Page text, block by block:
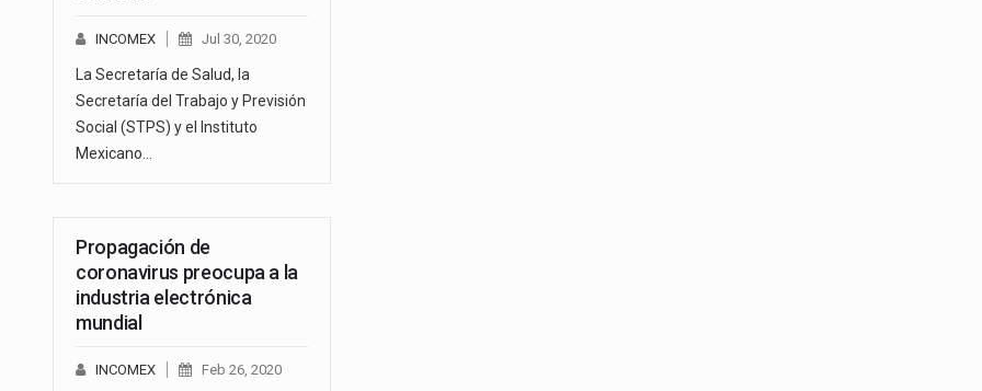
INCOMEX Jul 30, 2020
La Secretaría de Salud, la
Secretaría del Trabajo y Previsión
Social (STPS) y el Instituto
Mexicano…
Propagación de
coronavirus preocupa a la
industria electrónica
mundial
INCOMEX Feb 26, 2020